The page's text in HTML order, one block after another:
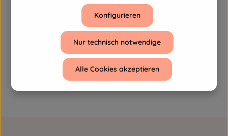
Nur technisch notwendige
Konfigurieren
Alle Cookies akzeptieren